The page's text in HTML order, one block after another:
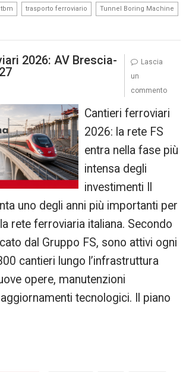
tbm trasporto ferroviario Tunnel Boring Machine
2026: AV Brescia-
Cantieri ferroviari
2026: la rete FS
entra nella fase più
intensa degli
investimenti Il
uno degli anni più importanti per
rete ferroviaria italiana. Secondo
dal Gruppo FS, sono attivi ogni
cantieri lungo l’infrastruttura
opere, manutenzioni
tecnologici. Il piano
Lascia
un
commento